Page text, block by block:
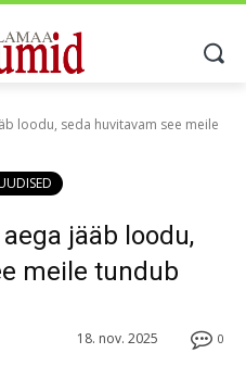
loodu, seda huvitavam see meile
jääb loodu,
meile tundub
0
18. nov. 2025